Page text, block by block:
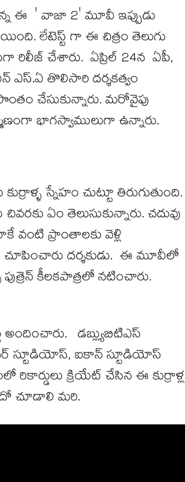
ఈ ' వాజా 2' మూవీ ఇప్పుడు
లేటెస్ట్ గా ఈ చిత్రం తెలుగు
రిలీజ్ చేశారు. ఏప్రిల్ 24న ఏపీ,
ఎస్.ఏ తొలిసారి దర్శకత్వం
చేసుకున్నారు. మరోవైపు
భాగస్వాములుగా ఉన్నారు.
స్నేహం చుట్టూ తిరుగుతుంది.
ఏం తెలుసుకున్నారు. చదువు
ప్రాంతాలకు వెళ్లి
దర్శకుడు. ఈ మూవీలో
కీలకపాత్రలో నటించారు.
అందించారు. డబ్ల్యుబిటిఎస్
స్టూడియోస్, ఐకాన్ స్టూడియోస్
క్రియేట్ చేసిన ఈ కుర్రాళ్ల
చూడాలి మరి.